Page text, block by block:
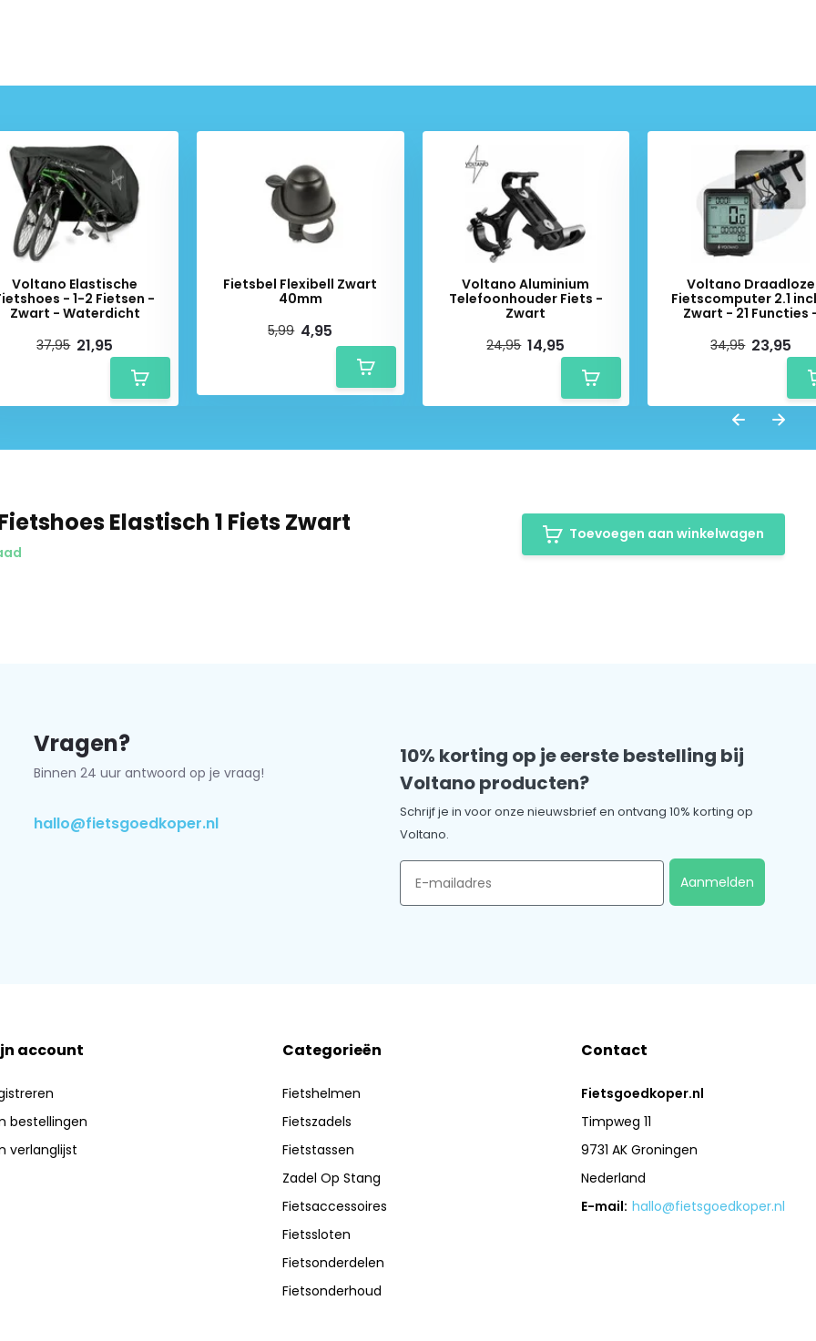
ons volledige
Voltano Elastische
- 1-2 Fietsen -
Zwart - Waterdicht
37,95 21,95
Fietsbel Flexibell Zwart
40mm
5,99 4,95
Voltano Aluminium
Telefoonhouder Fiets -
Zwart
24,95 14,95
Voltano Draadloze
Fietscomputer 2.1
Zwart - 21 Functies
34,95 23,95
Elastisch 1 Fiets Zwart Toevoegen aan winkelwagen
Vragen?
Binnen 24 uur antwoord op je vraag!
hallo@fietsgoedkoper.nl
10% korting op je eerste bestelling bij
Voltano producten?
Schrijf je in voor onze nieuwsbrief en ontvang 10% korting op
Voltano.
Email
Aanmelden
account
bestellingen
verlanglijst
Categorieën
Fietshelmen
Fietszadels
Fietstassen
Zadel Op Stang
Fietsaccessoires
Fietssloten
Fietsonderdelen
Fietsonderhoud
Contact
Fietsgoedkoper.nl
Timpweg 11
9731 AK Groningen
Nederland
E-mail: hallo@fietsgoedkoper.nl